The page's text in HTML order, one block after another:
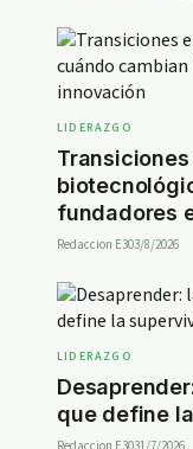
LIDERAZGO
fundadores
Redaccion E303/8/2026
LIDERAZGO
que define
Redaccion E3031/7/2026